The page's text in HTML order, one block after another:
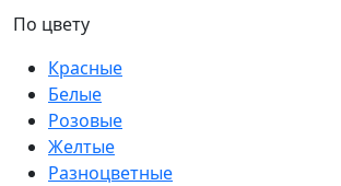
По цвету
Красные
Белые
Розовые
Желтые
Разноцветные